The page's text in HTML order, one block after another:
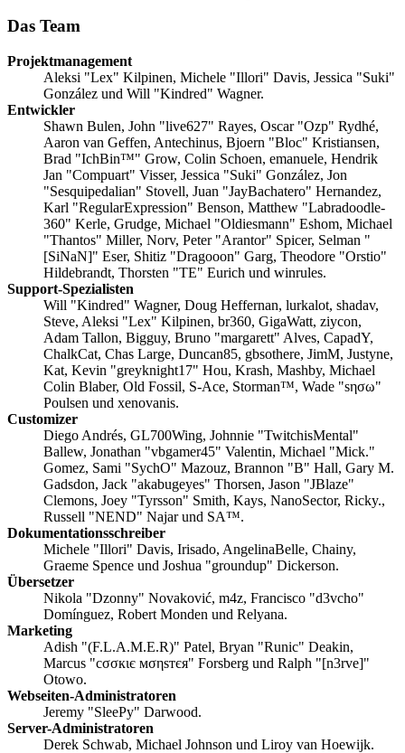
Das Team
Projektmanagement
Aleksi "Lex" Kilpinen, Michele "Illori" Davis, Jessica "Suki"
González und Will "Kindred" Wagner.
Entwickler
Shawn Bulen, John "live627" Rayes, Oscar "Ozp" Rydhé,
Aaron van Geffen, Antechinus, Bjoern "Bloc" Kristiansen,
Brad "IchBin™" Grow, Colin Schoen, emanuele, Hendrik
Jan "Compuart" Visser, Jessica "Suki" González, Jon
"Sesquipedalian" Stovell, Juan "JayBachatero" Hernandez,
Karl "RegularExpression" Benson, Matthew "Labradoodle-
360" Kerle, Grudge, Michael "Oldiesmann" Eshom, Michael
"Thantos" Miller, Norv, Peter "Arantor" Spicer, Selman "
[SiNaN]" Eser, Shitiz "Dragooon" Garg, Theodore "Orstio"
Hildebrandt, Thorsten "TE" Eurich und winrules.
Support-Spezialisten
Will "Kindred" Wagner, Doug Heffernan, lurkalot, shadav,
Steve, Aleksi "Lex" Kilpinen, br360, GigaWatt, ziycon,
Adam Tallon, Bigguy, Bruno "margarett" Alves, CapadY,
ChalkCat, Chas Large, Duncan85, gbsothere, JimM, Justyne,
Kat, Kevin "greyknight17" Hou, Krash, Mashby, Michael
Colin Blaber, Old Fossil, S-Ace, Storman™, Wade "sησω"
Poulsen und xenovanis.
Customizer
Diego Andrés, GL700Wing, Johnnie "TwitchisMental"
Ballew, Jonathan "vbgamer45" Valentin, Michael "Mick."
Gomez, Sami "SychO" Mazouz, Brannon "B" Hall, Gary M.
Gadsdon, Jack "akabugeyes" Thorsen, Jason "JBlaze"
Clemons, Joey "Tyrsson" Smith, Kays, NanoSector, Ricky.,
Russell "NEND" Najar und SA™.
Dokumentationsschreiber
Michele "Illori" Davis, Irisado, AngelinaBelle, Chainy,
Graeme Spence und Joshua "groundup" Dickerson.
Übersetzer
Nikola "Dzonny" Novaković, m4z, Francisco "d3vcho"
Domínguez, Robert Monden und Relyana.
Marketing
Adish "(F.L.A.M.E.R)" Patel, Bryan "Runic" Deakin,
Marcus "cσσкιє мσηѕтєя" Forsberg und Ralph "[n3rve]"
Otowo.
Webseiten-Administratoren
Jeremy "SleePy" Darwood.
Server-Administratoren
Derek Schwab, Michael Johnson und Liroy van Hoewijk.